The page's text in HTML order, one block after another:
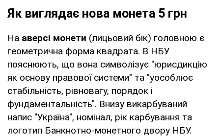
Як виглядає нова монета 5 грн
На аверсі монети (лицьовий бік) головною є
геометрична форма квадрата. В НБУ
пояснюють, що вона символізує "юрисдикцію
як основу правової системи" та "уособлює
стабільність, рівновагу, порядок і
фундаментальність". Внизу викарбуваний
напис "Україна", номінал, рік карбування та
логотип Банкнотно-монетного двору НБУ.